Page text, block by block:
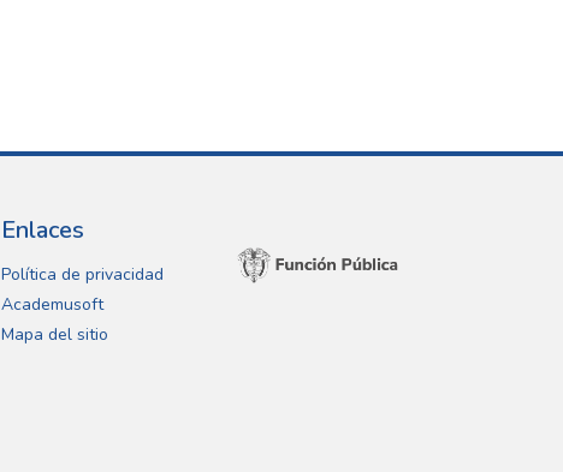
Enlaces
Política de privacidad
Academusoft
Mapa del sitio